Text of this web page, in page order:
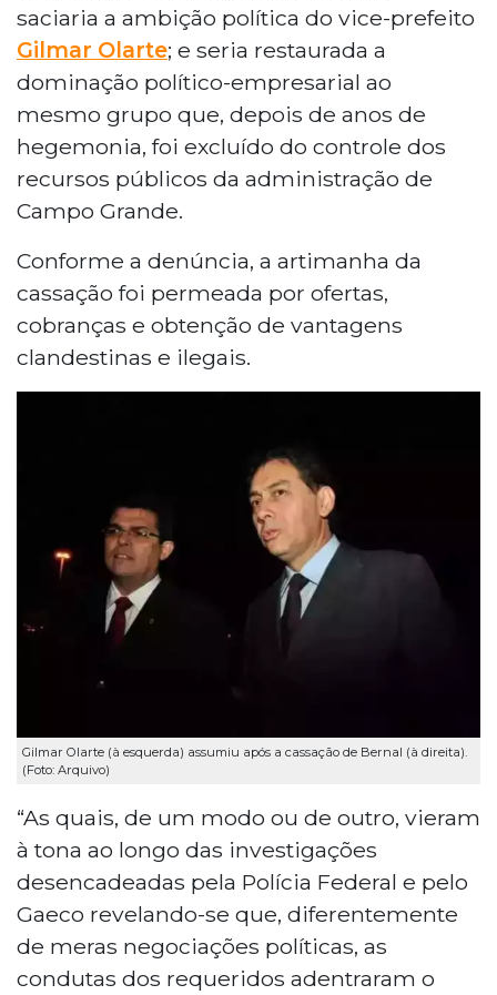
saciaria a ambição política do vice-prefeito
Gilmar Olarte; e seria restaurada a
dominação político-empresarial ao
mesmo grupo que, depois de anos de
hegemonia, foi excluído do controle dos
recursos públicos da administração de
Campo Grande.
Conforme a denúncia, a artimanha da
cassação foi permeada por ofertas,
cobranças e obtenção de vantagens
clandestinas e ilegais.
Gilmar Olarte (à esquerda) assumiu após a cassação de Bernal (à direita).
(Foto: Arquivo)
“As quais, de um modo ou de outro, vieram
à tona ao longo das investigações
desencadeadas pela Polícia Federal e pelo
Gaeco revelando-se que, diferentemente
de meras negociações políticas, as
condutas dos requeridos adentraram o